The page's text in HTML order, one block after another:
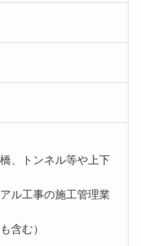
、トンネル等や上下
ル工事の施工管理業
含む）